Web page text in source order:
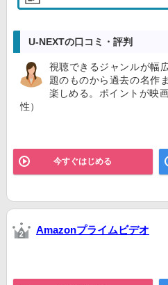
U-NEXTの口コミ・評判
視聴できるジャンルが幅
題のものから過去の名作
楽しめる。ポイントが映
性）
今すぐはじめる
Amazonプライムビデオ